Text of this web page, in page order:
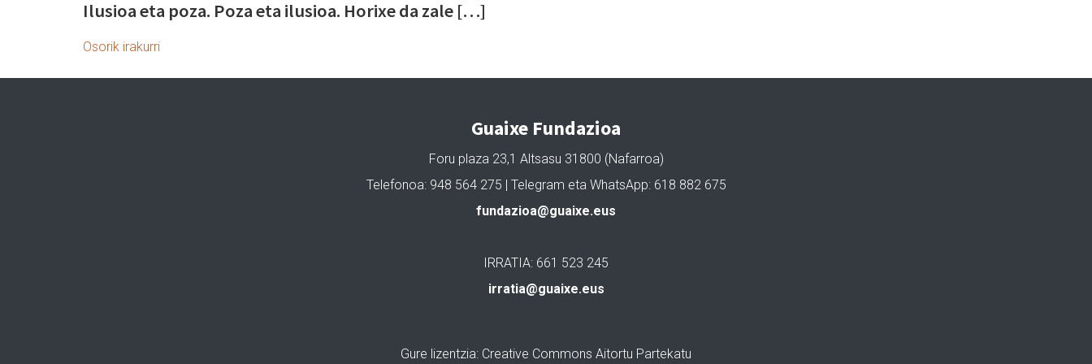
Ilusioa eta poza. Poza eta ilusioa. Horixe da zale […]
Osorik irakurri
Guaixe Fundazioa
Foru plaza 23,1 Altsasu 31800 (Nafarroa)
Telefonoa: 948 564 275 | Telegram eta WhatsApp: 618 882 675
fundazioa@guaixe.eus
IRRATIA: 661 523 245
irratia@guaixe.eus
Gure lizentzia: Creative Commons Aitortu Partekatu